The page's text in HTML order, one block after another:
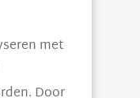
met